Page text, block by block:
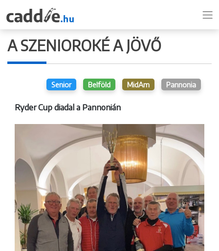
A SZENIOROKÉ A JÖVŐ
Pannonia
MidAm
Belföld
Senior
Ryder Cup diadal a Pannonián